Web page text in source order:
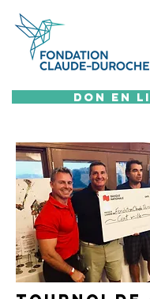
DON EN